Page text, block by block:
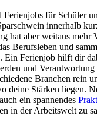
Ferienjobs für Schüler
innerhalb
hat aber weitaus mehr
Berufsleben und
Ein Ferienjob hilft dir
und Verantwortung
Branchen rein
deine Stärken liegen.
ein spannendes
in der Arbeitswelt zu